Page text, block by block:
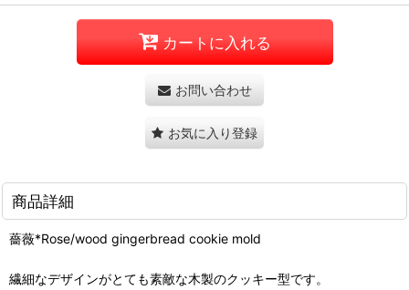
カートに入れる
お問い合わせ
お気に入り登録
商品詳細
薔薇*Rose/wood gingerbread cookie mold
繊細なデザインがとても素敵な木製のクッキー型です。